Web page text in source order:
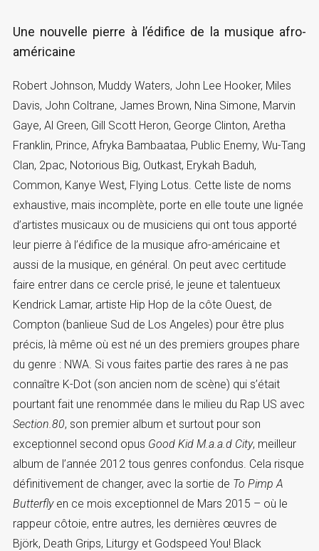
Une nouvelle pierre à l’édifice de la musique afro-
américaine
Robert Johnson, Muddy Waters, John Lee Hooker, Miles
Davis, John Coltrane, James Brown, Nina Simone, Marvin
Gaye, Al Green, Gill Scott Heron, George Clinton, Aretha
Franklin, Prince, Afryka Bambaataa, Public Enemy, Wu-Tang
Clan, 2pac, Notorious Big, Outkast, Erykah Baduh,
Common, Kanye West, Flying Lotus. Cette liste de noms
exhaustive, mais incomplète, porte en elle toute une lignée
d’artistes musicaux ou de musiciens qui ont tous apporté
leur pierre à l’édifice de la musique afro-américaine et
aussi de la musique, en général. On peut avec certitude
faire entrer dans ce cercle prisé, le jeune et talentueux
Kendrick Lamar, artiste Hip Hop de la côte Ouest, de
Compton (banlieue Sud de Los Angeles) pour être plus
précis, là même où est né un des premiers groupes phare
du genre : NWA. Si vous faites partie des rares à ne pas
connaître K-Dot (son ancien nom de scène) qui s’était
pourtant fait une renommée dans le milieu du Rap US avec
Section.80, son premier album et surtout pour son
exceptionnel second opus Good Kid M.a.a.d City, meilleur
album de l’année 2012 tous genres confondus. Cela risque
définitivement de changer, avec la sortie de To Pimp A
Butterflyen ce mois exceptionnel de Mars 2015 – où le
rappeur côtoie, entre autres, les dernières œuvres de
Björk, Death Grips, Liturgy et Godspeed You! Black